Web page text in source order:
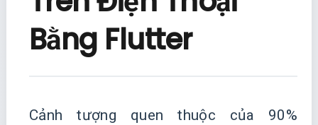
Bằng Flutter
Cảnh tượng quen thuộc của 90%